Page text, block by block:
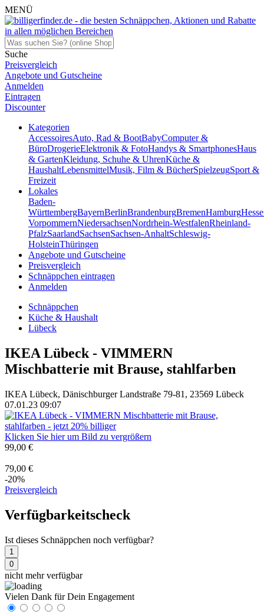
MENÜ
Suche
Preisvergleich
Angebote und Gutscheine
Anmelden
Eintragen
Discounter
Kategorien
AccessoiresAuto, Rad & BootBabyComputer &
BüroDrogerieElektronik & FotoHandys & SmartphonesHaus
& GartenKleidung, Schuhe & UhrenKüche &
HaushaltLebensmittelMusik, Film & BücherSpielzeugSport &
Freizeit
Lokales
Baden-
WürttembergBayernBerlinBrandenburgBremenHamburg
VorpommernNiedersachsenNordrhein-WestfalenRheinland-
PfalzSaarlandSachsenSachsen-AnhaltSchleswig-
HolsteinThüringen
Angebote und Gutscheine
Preisvergleich
Schnäppchen eintragen
Anmelden
Schnäppchen
Küche & Haushalt
Lübeck
IKEA Lübeck - VIMMERN
Mischbatterie mit Brause, stahlfarben
IKEA Lübeck, Dänischburger Landstraße 79-81, 23569 Lübeck
07.01.23 09:07
Klicken Sie hier um Bild zu vergrößern
99,00 €
79,00 €
-20%
Preisvergleich
Verfügbarkeitscheck
Ist dieses Schnäppchen noch verfügbar?
1
0
nicht mehr verfügbar
Vielen Dank für Dein Engagement